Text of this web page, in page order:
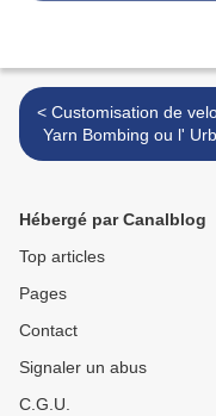
< Customisation de velo en
Yarn Bombing ou l'
Knitting bike ep.13
Hébergé par Canalblog
Top articles
Pages
Contact
Signaler un abus
C.G.U.